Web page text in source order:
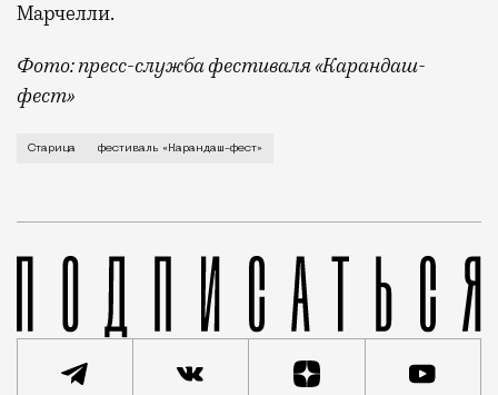
Марчелли.
Фото: пресс-служба фестиваля «Карандаш-
фест»
В минувший уикенд маленькая Старица в
Старица фестиваль «Карандаш-фест»